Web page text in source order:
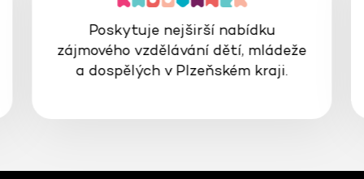
Poskytuje nejširší nabídku
zájmového vzdělávání dětí, mládeže
a dospělých v Plzeňském kraji.